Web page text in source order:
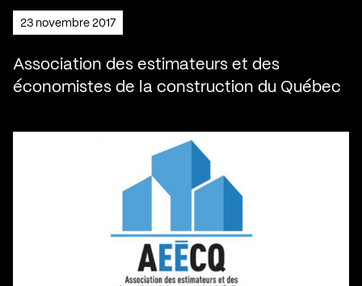
23 novembre 2017
Association des estimateurs et des
économistes de la construction du Québec